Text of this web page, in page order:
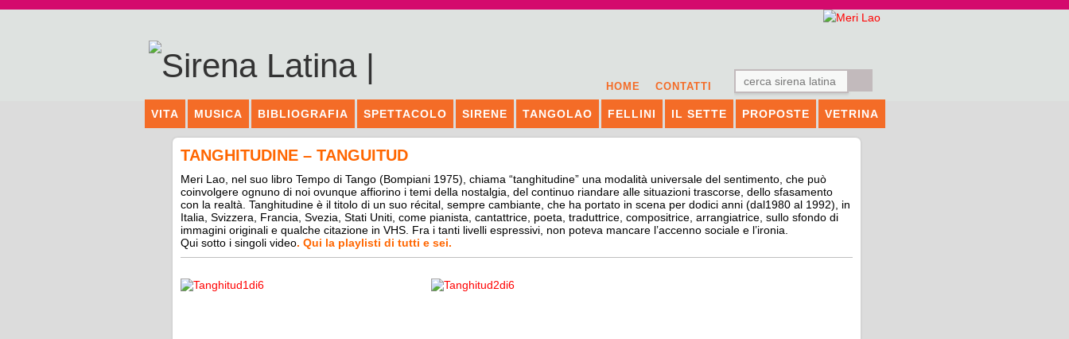
HOME CONTATTI
VITA MUSICA BIBLIOGRAFIA SPETTACOLO SIRENE TANGOLAO FELLINI IL SETTE PROPOSTE VETRINA
TANGHITUDINE – TANGUITUD
Meri Lao, nel suo libro Tempo di Tango (Bompiani 1975), chiama “tanghitudine” una modalità universale del sentimento, che può
coinvolgere ognuno di noi ovunque affiorino i temi della nostalgia, del continuo riandare alle situazioni trascorse, dello sfasamento
con la realtà. Tanghitudine è il titolo di un suo récital, sempre cambiante, che ha portato in scena per dodici anni (dal1980 al 1992), in
Italia, Svizzera, Francia, Svezia, Stati Uniti, come pianista, cantattrice, poeta, traduttrice, compositrice, arrangiatrice, sullo sfondo di
immagini originali e qualche citazione in VHS. Fra i tanti livelli espressivi, non poteva mancare l’accenno sociale e l’ironia.
Qui sotto i singoli video. Qui la playlisti di tutti e sei.